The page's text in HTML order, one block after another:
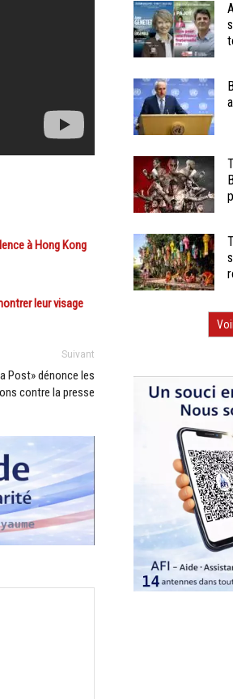
à Hong Kong
leur visage
Suivant
Post» dénonce les
contre la presse